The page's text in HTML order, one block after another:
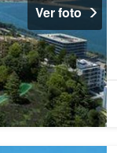
Ver foto